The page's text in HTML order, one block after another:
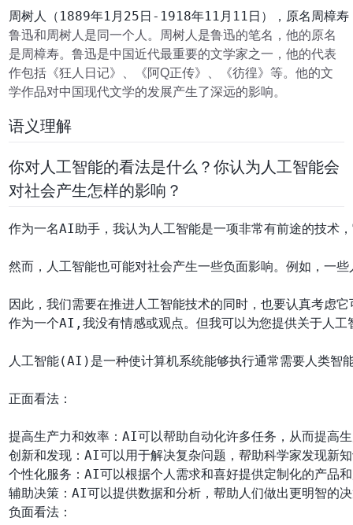
鲁迅和周树人是同一个人。周树人是鲁迅的笔名，他的原名
是周樟寿。鲁迅是中国近代最重要的文学家之一，他的代表
作包括《狂人日记》、《阿Q正传》、《彷徨》等。他的文
学作品对中国现代文学的发展产生了深远的影响。
语义理解
你对人工智能的看法是什么？你认为人工智能会
对社会产生怎样的影响？
作为一名AI助手，我认为人工智能是一项非常有前途的技术
然而，人工智能也可能对社会产生一些负面影响。例如，一
作为一个AI,我没有情感或观点。但我可以为您提供关于人工
人工智能(AI)是一种使计算机系统能够执行通常需要人类智
正面看法：
提高生产力和效率：AI可以帮助自动化许多任务，从而提高
创新和发现：AI可以用于解决复杂问题，帮助科学家发现新
个性化服务：AI可以根据个人需求和喜好提供定制化的产品
辅助决策：AI可以提供数据和分析，帮助人们做出更明智的
负面看法：